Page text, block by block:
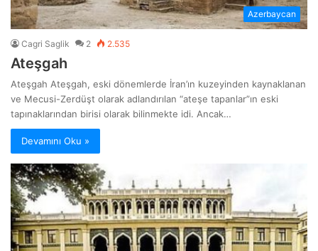
Azerbaycan
Cagri Saglik 2 2.535
Ateşgah
Ateşgah Ateşgah, eski dönemlerde İran’ın kuzeyinden kaynaklanan
ve Mecusi-Zerdüşt olarak adlandırılan “ateşe tapanlar”ın eski
tapınaklarından birisi olarak bilinmekte idi. Ancak…
Devamını Oku »